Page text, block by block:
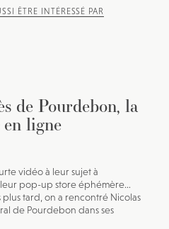
ÊTRE INTÉRESSÉ PAR
de Pourdebon, la
ligne
vidéo à leur sujet à
pop-up store éphémère…
plus tard, on a rencontré Nicolas
de Pourdebon dans ses